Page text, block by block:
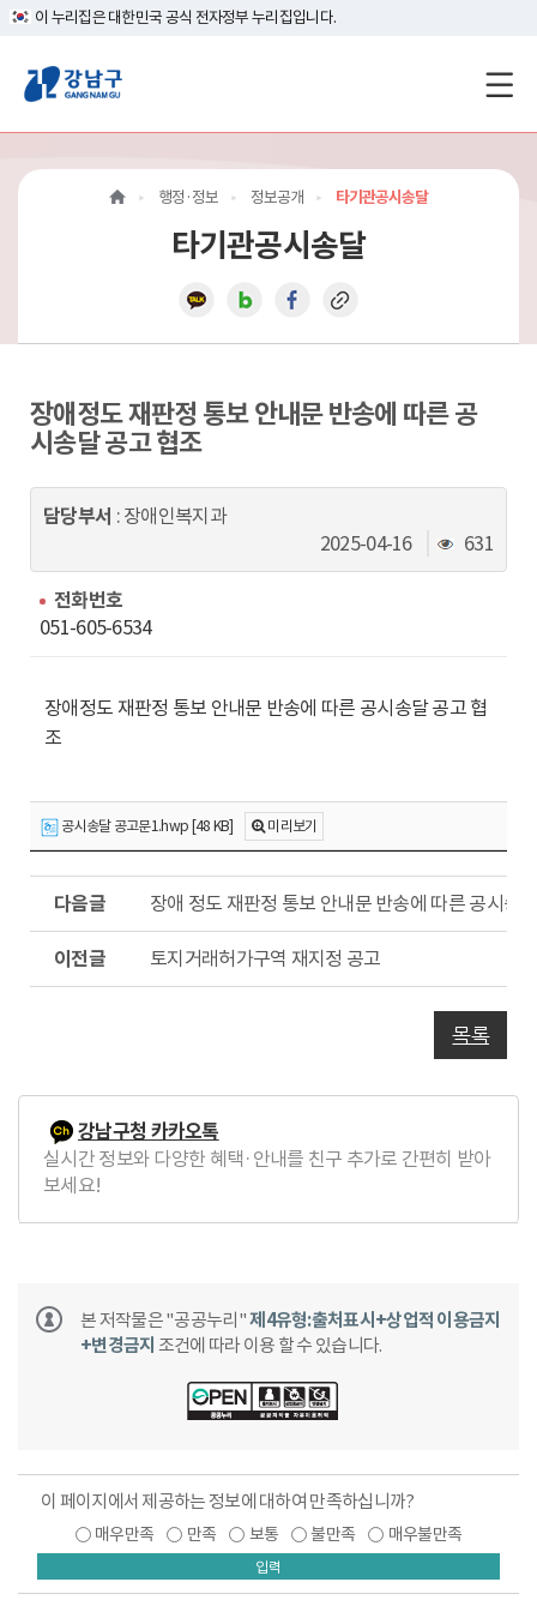
이 누리집은 대한민국 공식 전자정부 누리집입니다.
강
남
구
메
인
이
동
행정·정보 정보공개 타기관공시송달
타기관공시송달
장애정도 재판정 통보 안내문 반송에 따른 공
시송달 공고 협조
담당부서 : 장애인복지과
2025-04-16
조
회
631
전화번호
051-605-6534
장애정도 재판정 통보 안내문 반송에 따른 공시송달 공고 협
조
공시송달 공고문1.hwp [48 KB] 미리보기
글
장애 정도 재판정 통보 안내문 반송에 따른 공시송
글
토지거래허가구역 재지정 공고
목록
강남구청 카카오톡
실시간 정보와 다양한 혜택·안내를 친구 추가로 간편히 받아
보세요!
본 저작물은 "공공누리"제4유형:출처표시+상업적 이용금지
+변경금지 조건에 따라 이용 할 수 있습니다.
이 페이지에서 제공하는 정보에 대하여 만족하십니까?
매우만족 만족 보통 불만족 매우불만족
입력